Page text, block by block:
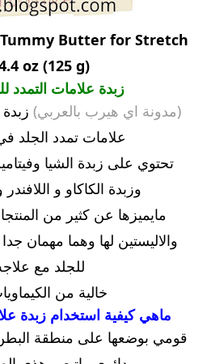
Butter for Stretch
oz (125 g)
زبدة علامات التمدد
(مدونة اي هيرب بالعربي) زبدة
علامات تمدد الجلد
وزبدة الكاكاو و
مايميزها عن كثير من
والاليستين لها وهما مهمان
للجلد مع
خالية من
ماهي كيفية استخدام زبدة
قومي بوضعها على منطقة